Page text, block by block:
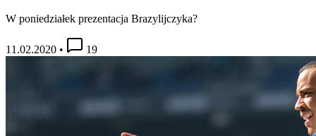
W poniedziałek prezentacja Brazylijczyka?
11.02.2020 • 19